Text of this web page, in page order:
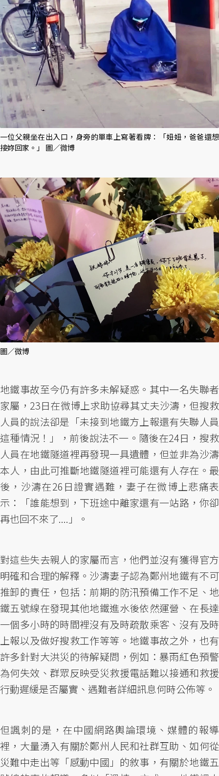
一位父親坐在出入口，身旁的單車上寫著看牌：「妞妞，爸爸還想
接妳回家。」 圖／微博
圖／微博
地鐵事故至今仍有許多未解疑惑。其中一名失聯者
家屬，23日在微博上求助協尋其丈夫沙濤，但搜救
人員的說法卻是「未接到地鐵方上報還有失聯人員
這種情況！」，前後說法不一。隨後在24日，搜救
人員在地鐵隧道裡再發現一具遺體，但並非為沙濤
本人，由此可推斷地鐵隧道裡可能還有人存在。最
後，沙濤在26日證實遇難，妻子在微博上悲痛表
示：「誰能想到，下班途中離家還有一站路，你卻
再也回不來了....」。
對這些失去親人的家屬而言，他們並沒有獲得官方
明確和合理的解釋。沙濤妻子認為鄭州地鐵有不可
推卸的責任，包括：前期的防汛預備工作不足、地
鐵五號線在發現其他地鐵進水後依然運營、在長達
一個多小時的時間裡沒有及時疏散乘客、沒有及時
上報以及做好搜救工作等等。地鐵事故之外，也有
許多針對大洪災的待解疑問，例如：暴雨紅色預警
為何失效、群眾反映受災救援電話難以接通和救援
行動遲緩是否屬實、遇難者詳細訊息何時公佈等。
但諷刺的是，在中國網路輿論環境、媒體的報導
裡，大量湧入有關於鄭州人民和社群互助、如何從
災難中走出等「感動中國」的敘事，有關於地鐵五